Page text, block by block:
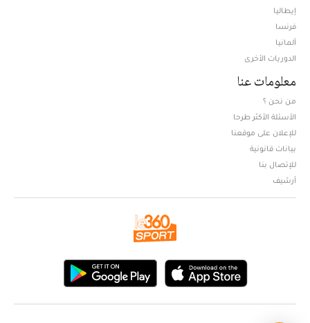
إيطاليا
فرنسا
ألمانيا
الدوريات الأخرى
معلومات عنا
من نحن ؟
الأسئلة الأكثر طرحا
للإعلان على موقعنا
بيانات قانونية
للإتصال بنا
أرشيف